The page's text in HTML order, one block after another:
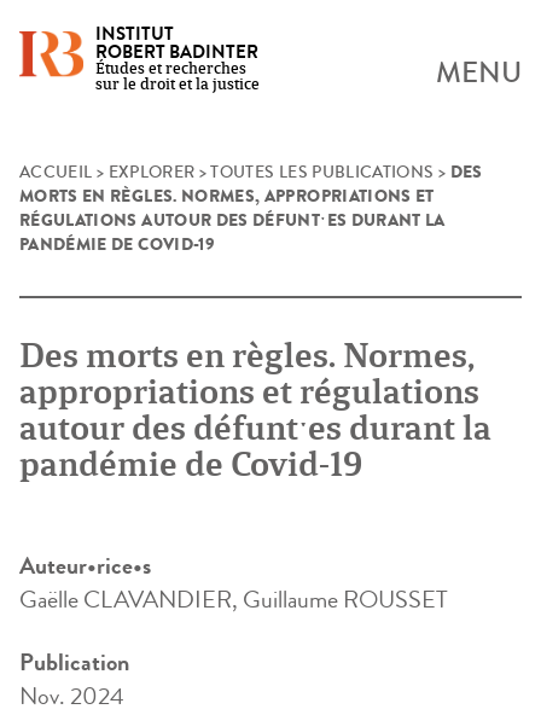
Skip
content
INSTITUT
ROBERT BADINTER
Études et recherches
sur le droit et la justice
MENU
ACCUEIL > EXPLORER >TOUTES LES PUBLICATIONS > DES
MORTS EN RÈGLES. NORMES, APPROPRIATIONS ET
RÉGULATIONS AUTOUR DES DÉFUNTˑES DURANT LA
PANDÉMIE DE COVID-19
Des morts en règles. Normes,
appropriations et régulations
autour des défuntˑes durant la
pandémie de Covid-19
Auteur•rice•s
Gaëlle CLAVANDIER, Guillaume ROUSSET
Publication
Nov. 2024